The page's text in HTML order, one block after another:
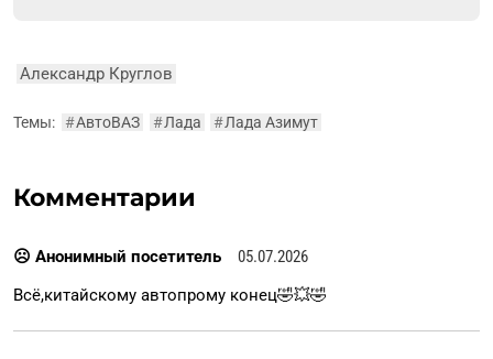
Александр Круглов
Темы: #АвтоВАЗ #Лада #Лада Азимут
Комментарии
☹ Анонимный посетитель
05.07.2026
Всё,китайскому автопрому конец🤣💥🤣